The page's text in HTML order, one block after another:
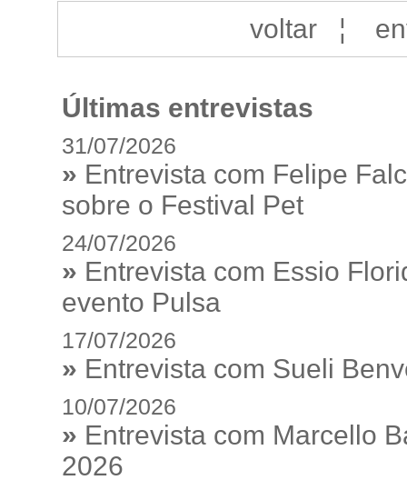
voltar¦
Últimas entrevistas
31/07/2026
» Entrevista com Felipe
sobre o Festival Pet
24/07/2026
» Entrevista com Essio
evento Pulsa
17/07/2026
» Entrevista com Sueli
10/07/2026
» Entrevista com Marcello
2026